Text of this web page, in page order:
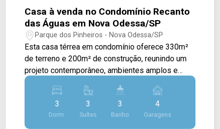
Casa à venda no Condomínio Recanto
das Águas em Nova Odessa/SP
Parque dos Pinheiros - Nova Odessa/SP
Esta casa térrea em condomínio oferece 330m²
de terreno e 200m² de construção, reunindo um
projeto contemporâneo, ambientes amplos e
acabamentos de alto padrão, sendo ideal para
quem busca conforto, sofisticação e qualidade
de estar e sala de jantar integradas, valorizadas
3
Dorm.
3
Suítes
3
Banho
4
Garagens